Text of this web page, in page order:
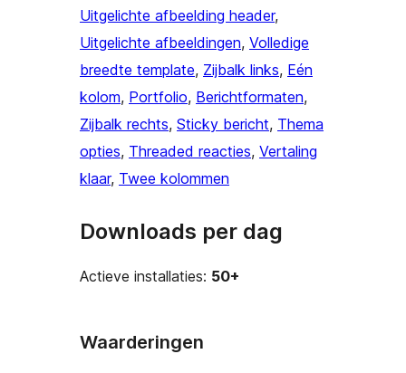
Uitgelichte afbeelding header
Uitgelichte afbeeldingen, Volledige
breedte template, Zijbalk links, Eén
kolom, Portfolio, Berichtformaten
Zijbalk rechts, Sticky bericht, Thema
opties, Threaded reacties, Vertaling
klaar, Twee kolommen
Downloads per dag
Actieve installaties: 50+
Waarderingen